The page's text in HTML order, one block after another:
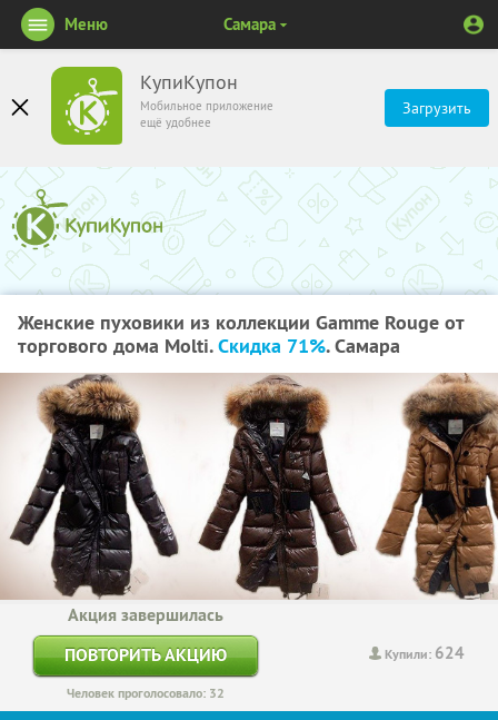
КупиКупон
Мобильное приложение
ещё удобнее
Загрузить
Меню Самара
Женские пуховики из коллекции Gamme Rouge от
торгового дома Molti.Скидка 71%. Самара
Купили: 624
Акция завершилась
ПОВТОРИТЬ АКЦИЮ
Человек проголосовало: 32